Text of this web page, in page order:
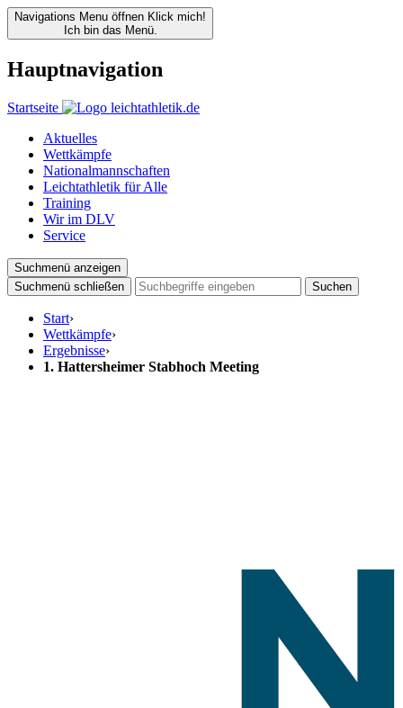
Navigations Menu öffnen Klick mich!
Ich bin das Menü.
Hauptnavigation
Startseite
Aktuelles
Wettkämpfe
Nationalmannschaften
Leichtathletik für Alle
Training
Wir im DLV
Service
Suchmenü anzeigen
Suchmenü schließen
Suchen
Start›
Wettkämpfe›
Ergebnisse›
1. Hattersheimer Stabhoch Meeting